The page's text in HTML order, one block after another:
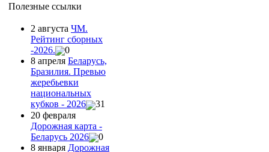
Полезные ссылки
2 августа ЧМ.
Рейтинг сборных
-2026.
0
8 апреля Беларусь,
Бразилия. Превью
жеребьевки
национальных
кубков - 2026
31
20 февраля
Дорожная карта -
Беларусь 2026
0
8 января Дорожная